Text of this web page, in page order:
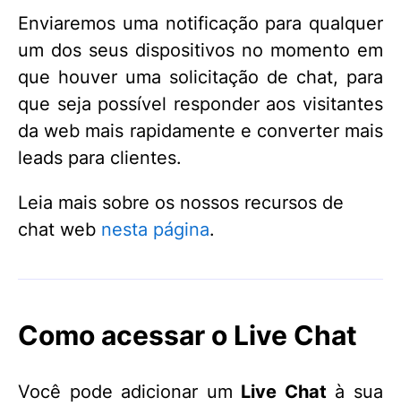
Enviaremos uma notificação para qualquer
um dos seus dispositivos no momento em
que houver uma solicitação de chat, para
que seja possível responder aos visitantes
da web mais rapidamente e converter mais
leads para clientes.
Leia mais sobre os nossos recursos de
chat web nesta página.
Como acessar o Live Chat
Você pode adicionar um Live Chatà sua